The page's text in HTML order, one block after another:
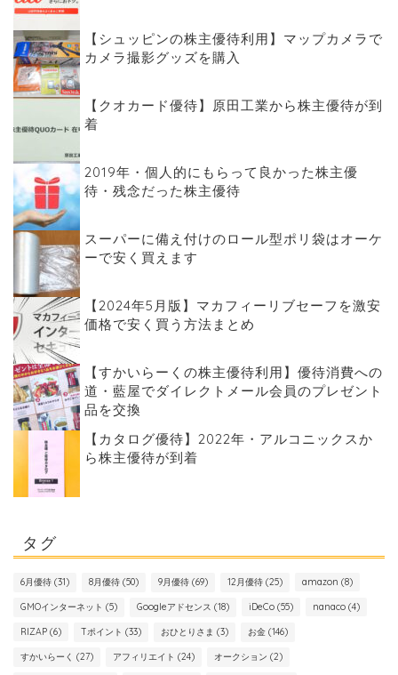
【シュッピンの株主優待利用】マップカメラで
カメラ撮影グッズを購入
【クオカード優待】原田工業から株主優待が到
着
2019年・個人的にもらって良かった株主優
待・残念だった株主優待
スーパーに備え付けのロール型ポリ袋はオーケ
ーで安く買えます
【2024年5月版】マカフィーリブセーフを激安
価格で安く買う方法まとめ
【すかいらーくの株主優待利用】優待消費への
道・藍屋でダイレクトメール会員のプレゼント
品を交換
【カタログ優待】2022年・アルコニックスか
ら株主優待が到着
タグ
6月優待 (31) 8月優待 (50) 9月優待 (69) 12月優待 (25) amazon (8)
GMOインターネット (5) Googleアドセンス (18) iDeCo (55) nanaco (4)
RIZAP (6) Tポイント (33) おひとりさま (3) お金 (146)
すかいらーく (27) アフィリエイト (24) オークション (2)